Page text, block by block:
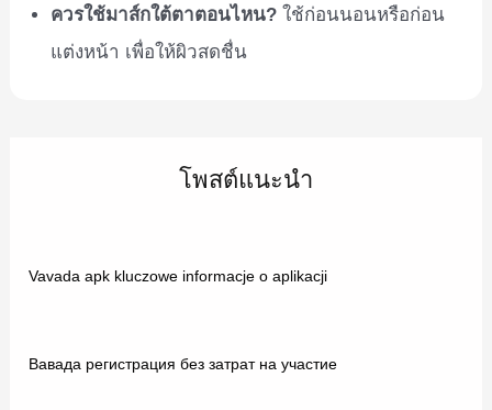
ควรใช้มาส์กใต้ตาตอนไหน? ใช้ก่อนนอนหรือก่อน
แต่งหน้า เพื่อให้ผิวสดชื่น
โพสต์แนะนำ
Vavada apk kluczowe informacje o aplikacji
Вавада регистрация без затрат на участие